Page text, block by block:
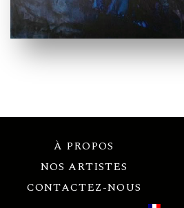
À PROPOS
NOS ARTISTES
CONTACTEZ-NOUS